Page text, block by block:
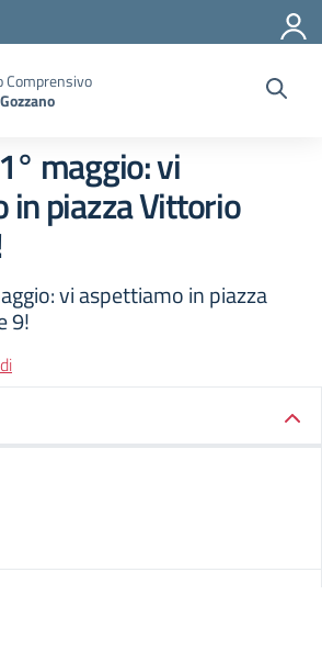
Comprensivo
maggio: vi
in piazza Vittorio
vi aspettiamo in piazza
9!